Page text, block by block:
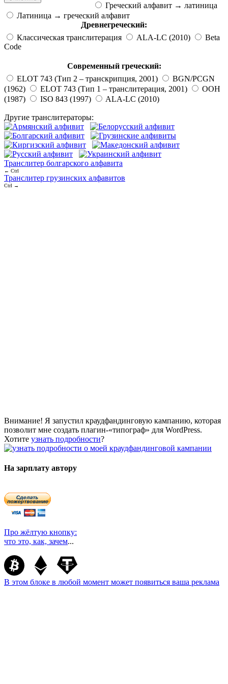
Греческий алфавит → латиница
Латиница → греческий алфавит
Древнегреческий:
Классическая транслитерация
ALA-LC (2010)
Beta
Code
Современный греческий:
ELOT 743 (Тип 2 – транскрипция, 2001)
BGN/PCGN
(1962)
ELOT 743 (Тип 1 – транслитерация, 2001)
ООН
(1987)
ISO 843 (1997) ALA-LC (2010)
Другие транслитераторы:
Транслитер болгарского алфавита
← Ctrl
Транслитер грузинских алфавитов
Ctrl →
Внимание! Я запустил краудфандинговую кампанию, которая
позволит мне создать плагин-«типограф» для WordPress.
Хотите узнать подробности?
На зарплату автору
Про жёлтую кнопку:
что это, как, зачем...
В этом блоке в любой момент может появиться ваша реклама